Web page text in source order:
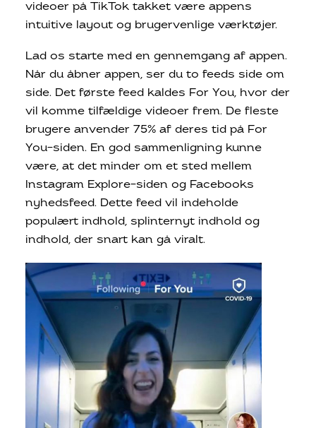
videoer på TikTok takket være appens
intuitive layout og brugervenlige værktøjer.
Lad os starte med en gennemgang af appen.
Når du åbner appen, ser du to feeds side om
side. Det første feed kaldes For You, hvor der
vil komme tilfældige videoer frem. De fleste
brugere anvender 75% af deres tid på For
You-siden. En god sammenligning kunne
være, at det minder om et sted mellem
Instagram Explore-siden og Facebooks
nyhedsfeed. Dette feed vil indeholde
populært indhold, splinternyt indhold og
indhold, der snart kan gå viralt.